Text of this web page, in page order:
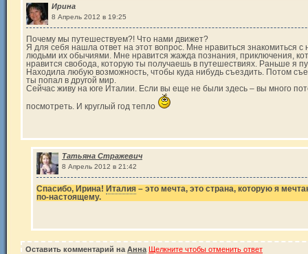
Ирина
8 Апрель 2012 в 19:25
Почему мы путешествуем?! Что нами движет?
Я для себя нашла ответ на этот вопрос. Мне нравиться знакомиться
людьми их обычиями. Мне нравится жажда познания, приключения,
нравится свобода, которую ты получаешь в путешествиях. Раньше я
Находила любую возможность, чтобы куда нибудь съездить. Потом
ты попал в другой мир.
Сейчас живу на юге Италии. Если вы еще не были здесь – вы много
посмотреть. И круглый год тепло
Татьяна Стражевич
8 Апрель 2012 в 21:42
Спасибо, Ирина! Италия – это мечта, это страна, которую я
по-настоящему.
Оставить комментарий на Анна Щелкните чтобы отменить ответ